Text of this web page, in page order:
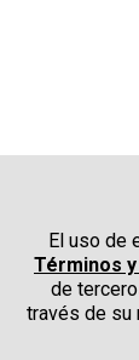
El uso de
Términos
de
través de su